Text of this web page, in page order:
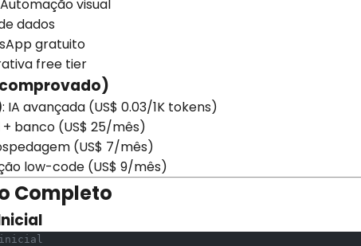
visual
dados
gratuito
free tier
comprovado)
: IA avançada (US$ 0.03/1K tokens)
+ banco (US$ 25/mês)
(US$ 7/mês)
low-code (US$ 9/mês)
Completo
inicial